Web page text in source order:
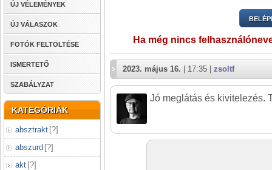
ÚJ VÉLEMÉNYEK
ÚJ VÁLASZOK
FOTÓK FELTÖLTÉSE
ISMERTETŐ
SZABÁLYZAT
KATEGÓRIÁK
absztrakt [?]
abszurd [?]
akt [?]
Ha még nincs
2023. május 16. | 17:35 | zsoltf
Jó meglátás és kivitelezés.